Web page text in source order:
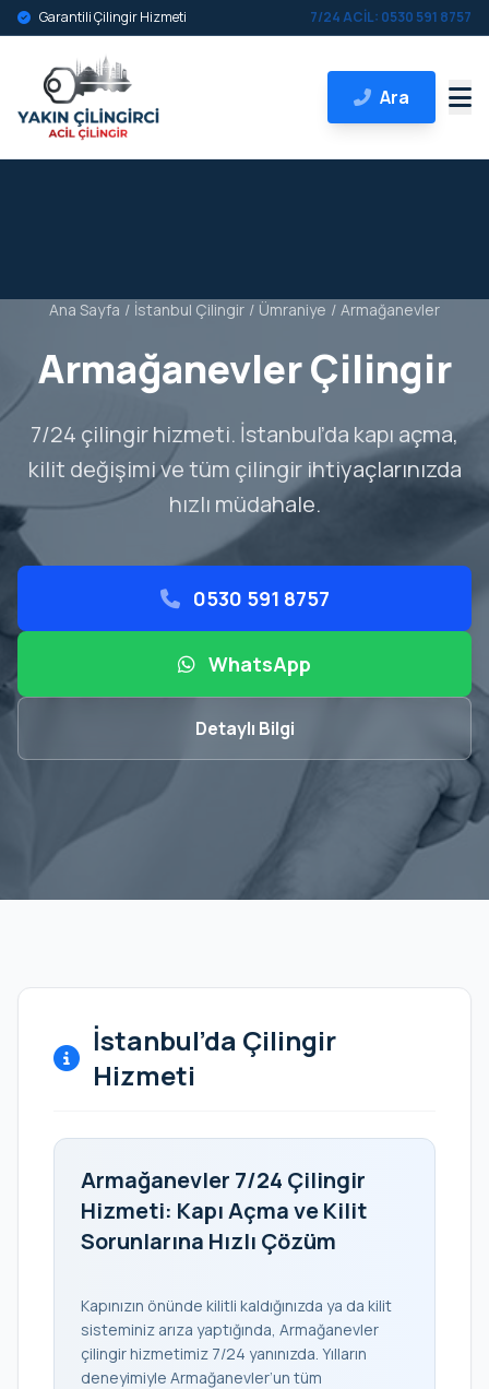
Garantili Çilingir Hizmeti 7/24 ACİL: 0530 591 8757
Ara
Ana Sayfa / İstanbul Çilingir / Ümraniye / Armağanevler
Armağanevler Çilingir
7/24 çilingir hizmeti. İstanbul’da kapı açma,
kilit değişimi ve tüm çilingir ihtiyaçlarınızda
hızlı müdahale.
0530 591 8757
WhatsApp
Detaylı Bilgi
İstanbul’da Çilingir
Hizmeti
Armağanevler 7/24 Çilingir
Hizmeti: Kapı Açma ve Kilit
Sorunlarına Hızlı Çözüm
Kapınızın önünde kilitli kaldığınızda ya da kilit
sisteminiz arıza yaptığında, Armağanevler
çilingir hizmetimiz 7/24 yanınızda. Yılların
deneyimiyle Armağanevler’un tüm